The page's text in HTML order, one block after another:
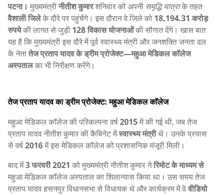
पटना। मुख्यमंत्रीनीतीश कुमारशनिवार को अपनी समृद्धि यात्राके तहत
वैशाली जिलेके दौरे पर पहुंचेंगे। इस दौरान वे जिले को 18,194.31 करोड़
रुपयेकी लागत से जुड़ी 128 विकास योजनाओंकी सौगात देंगे। खास बात
यह है कि मुख्यमंत्री इस दौरे में पूर्व स्वास्थ्य मंत्री और जनशक्ति जनता दल
के नेतातेज प्रताप यादव के ड्रीम प्रोजेक्ट—महुआ मेडिकल कॉलेज
अस्पतालका भी निरीक्षण करेंगे।
तेज प्रताप यादव का ड्रीम प्रोजेक्ट: महुआ मेडिकल कॉलेज
महुआ मेडिकल कॉलेज की परिकल्पना वर्ष2015में की गई थी, जब तेज
प्रताप यादव नीतीश कुमार की कैबिनेट मेंस्वास्थ्य मंत्रीथे। उनके प्रयास
से वर्ष2016में इस मेडिकल कॉलेज को प्रशासनिक मंजूरी मिली।
बाद में3 फरवरी 2021 को मुख्यमंत्री नीतीश कुमार नेरिमोट के माध्यम से
महुआ मेडिकल कॉलेज अस्पताल का शिलान्यास किया था। उस समय तेज
प्रताप यादव हसनपुर विधानसभा से विधायक थे और कार्यक्रम में वेवीडियो